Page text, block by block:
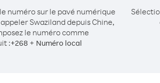
numéro sur le pavé numérique
Swaziland depuis Chine,
le numéro comme
:+268 + Numéro local